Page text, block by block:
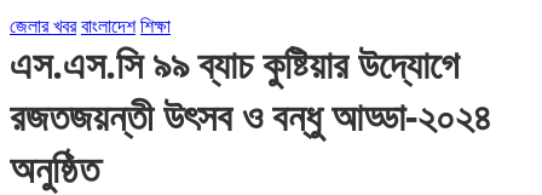
জেলার খবর বাংলাদেশ শিক্ষা
এস.এস.সি ৯৯ ব্যাচ কুষ্টিয়ার উদ্যোগে
রজতজয়ন্তী উৎসব ও বন্ধু আড্ডা-২০২৪
অনুষ্ঠিত